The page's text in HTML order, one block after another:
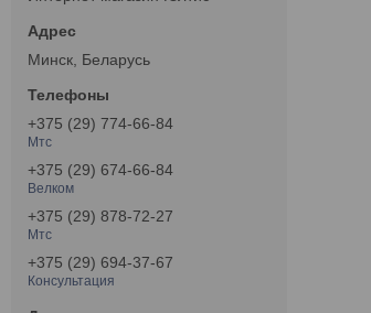
Минск, Беларусь
+375 (29) 774-66-84
Мтс
+375 (29) 674-66-84
Велком
+375 (29) 878-72-27
Мтс
+375 (29) 694-37-67
Консультация